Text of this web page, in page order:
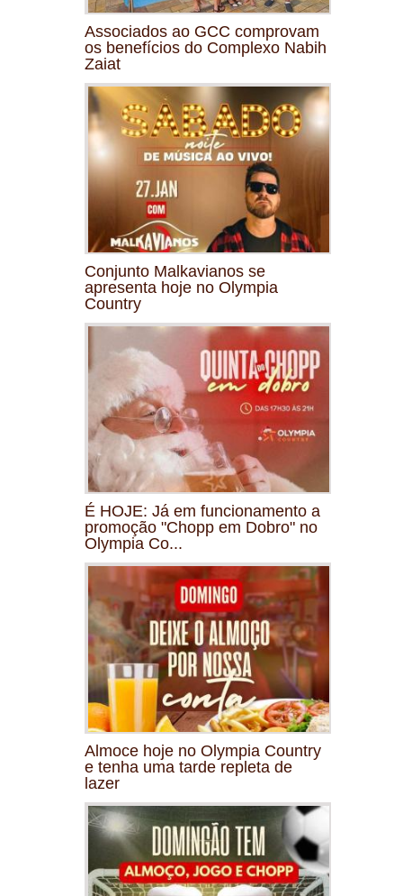
Associados ao GCC comprovam
os benefícios do Complexo Nabih
Zaiat
Conjunto Malkavianos se
apresenta hoje no Olympia
Country
É HOJE: Já em funcionamento a
promoção "Chopp em Dobro" no
Olympia Co...
Almoce hoje no Olympia Country
e tenha uma tarde repleta de
lazer